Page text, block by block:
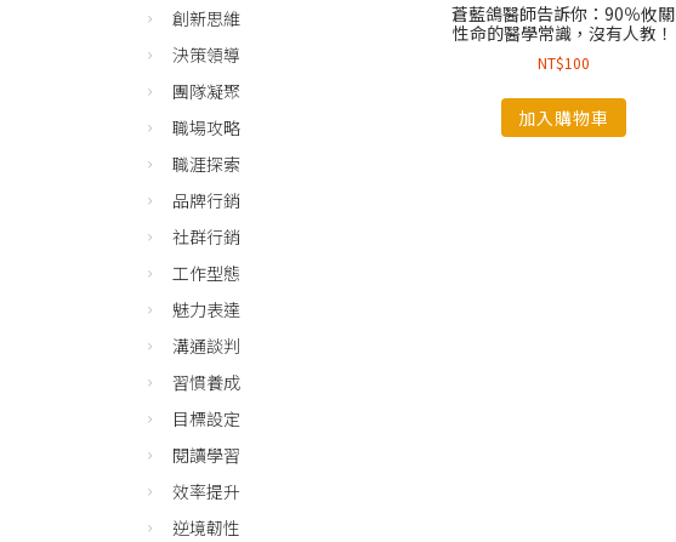
蒼藍鴿醫師告訴你：90％攸關
性命的醫學常識，沒有人教！
NT$100
加入購物車
創新思維
決策領導
團隊凝聚
職場攻略
職涯探索
品牌行銷
社群行銷
工作型態
魅力表達
溝通談判
習慣養成
目標設定
閱讀學習
效率提升
逆境韌性